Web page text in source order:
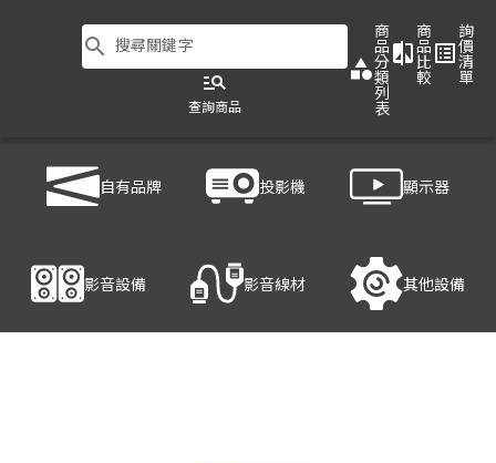
search 搜尋關鍵字
manage_search
查詢商品
category
商
品
分
類
列
表
compare
商
品
比
較
list_alt
詢
價
清
單
自有品牌 投影機 顯示器
影音設備 影音線材 其他設備
產品細節